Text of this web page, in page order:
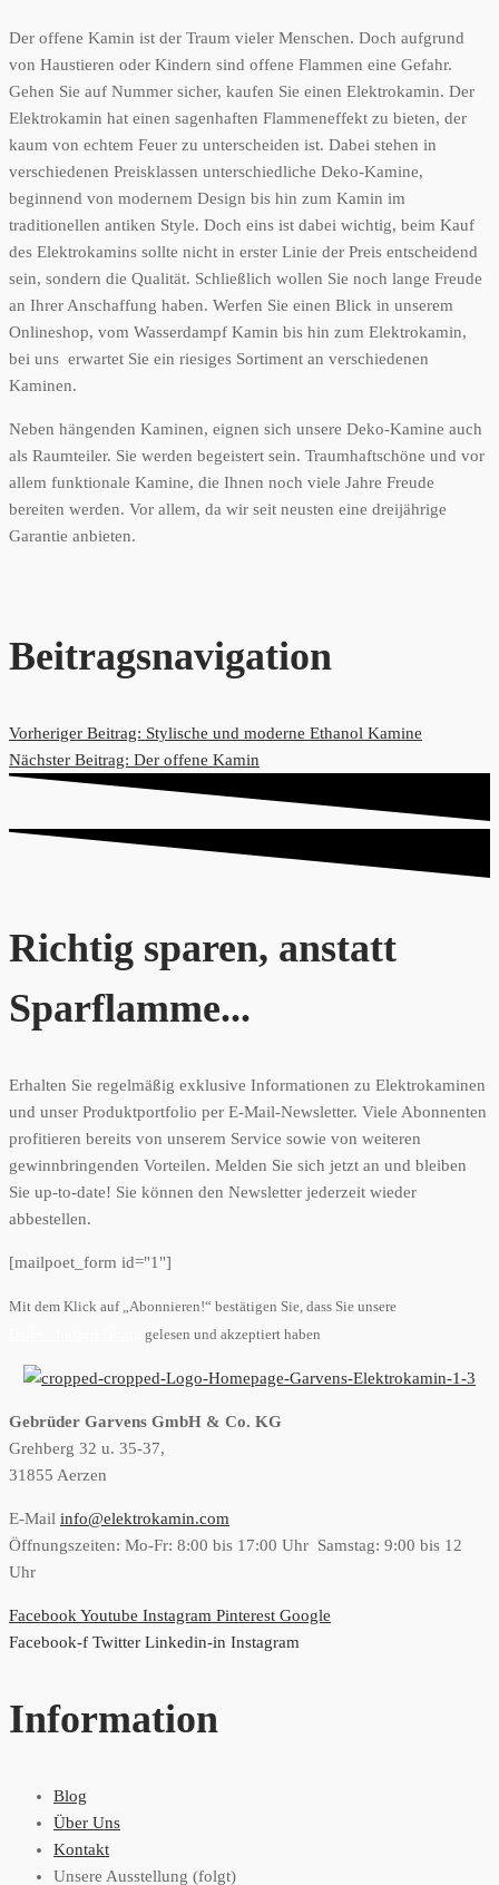
Der offene Kamin ist der Traum vieler Menschen. Doch aufgrund
von Haustieren oder Kindern sind offene Flammen eine Gefahr.
Gehen Sie auf Nummer sicher, kaufen Sie einen Elektrokamin. Der
Elektrokamin hat einen sagenhaften Flammeneffekt zu bieten, der
kaum von echtem Feuer zu unterscheiden ist. Dabei stehen in
verschiedenen Preisklassen unterschiedliche Deko-Kamine,
beginnend von modernem Design bis hin zum Kamin im
traditionellen antiken Style. Doch eins ist dabei wichtig, beim Kauf
des Elektrokamins sollte nicht in erster Linie der Preis entscheidend
sein, sondern die Qualität. Schließlich wollen Sie noch lange Freude
an Ihrer Anschaffung haben. Werfen Sie einen Blick in unserem
Onlineshop, vom Wasserdampf Kamin bis hin zum Elektrokamin,
bei uns erwartet Sie ein riesiges Sortiment an verschiedenen
Kaminen.
Neben hängenden Kaminen, eignen sich unsere Deko-Kamine auch
als Raumteiler. Sie werden begeistert sein. Traumhaftschöne und vor
allem funktionale Kamine, die Ihnen noch viele Jahre Freude
bereiten werden. Vor allem, da wir seit neusten eine dreijährige
Garantie anbieten.
Beitragsnavigation
Vorheriger Beitrag: Stylische und moderne Ethanol Kamine
Nächster Beitrag: Der offene Kamin
Richtig sparen, anstatt
Sparflamme...
Erhalten Sie regelmäßig exklusive Informationen zu Elektrokaminen
und unser Produktportfolio per E-Mail-Newsletter. Viele Abonnenten
profitieren bereits von unserem Service sowie von weiteren
gewinnbringenden Vorteilen. Melden Sie sich jetzt an und bleiben
Sie up-to-date! Sie können den Newsletter jederzeit wieder
abbestellen.
[mailpoet_form id="1"]
Mit dem Klick auf „Abonnieren!“ bestätigen Sie, dass Sie unsere
gelesen und akzeptiert haben
Gebrüder Garvens GmbH & Co. KG
Grehberg 32 u. 35-37,
31855 Aerzen
E-Mail info@elektrokamin.com
Öffnungszeiten: Mo-Fr: 8:00 bis 17:00 Uhr Samstag: 9:00 bis 12
Uhr
FacebookYoutube Instagram Pinterest Google
Facebook-f Twitter Linkedin-in Instagram
Information
Blog
Über Uns
Kontakt
Unsere Ausstellung (folgt)